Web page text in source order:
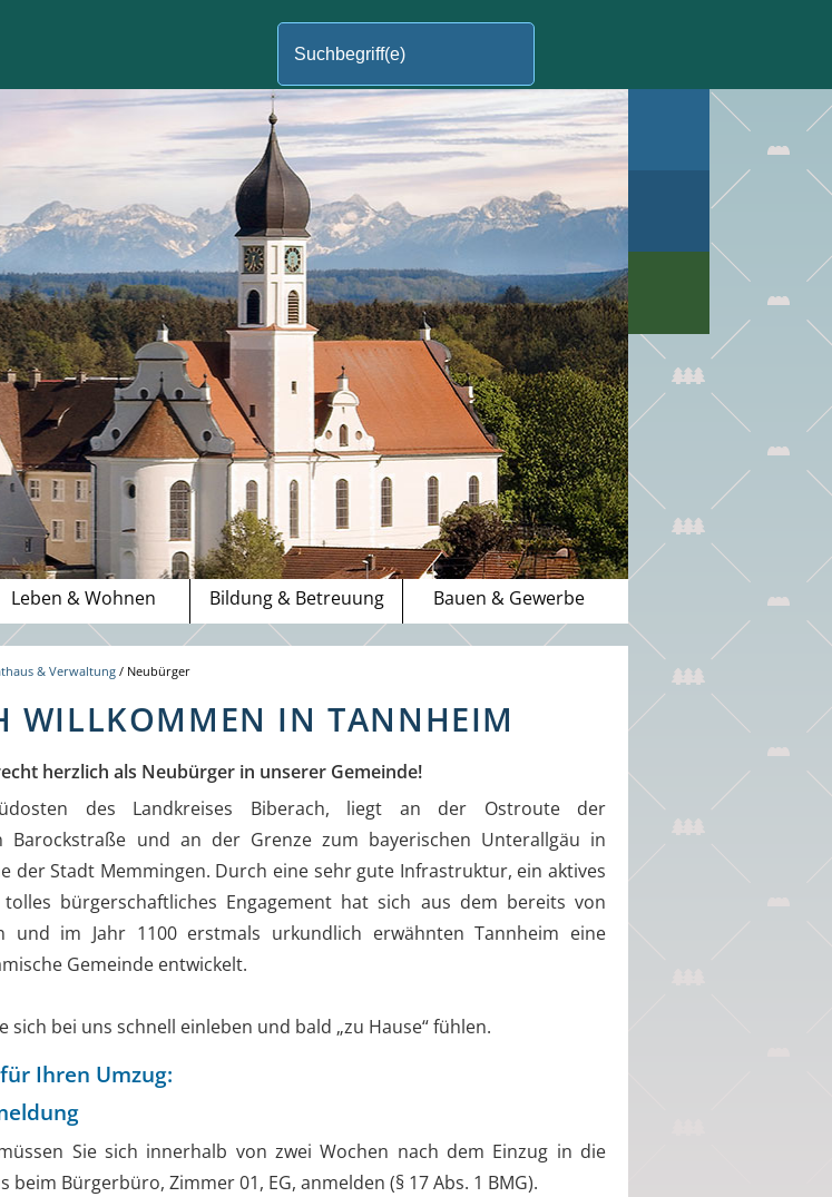
Leben & Wohnen Bildung & Betreuung Bauen & Gewerbe
& Verwaltung / Neubürger
WILLKOMMEN IN TANNHEIM
herzlich als Neubürger in unserer Gemeinde!
des Landkreises Biberach, liegt an der Ostroute der
Barockstraße und an der Grenze zum bayerischen Unterallgäu in
der Stadt Memmingen. Durch eine sehr gute Infrastruktur, ein aktives
bürgerschaftliches Engagement hat sich aus dem bereits von
und im Jahr 1100 erstmals urkundlich erwähnten Tannheim eine
Gemeinde entwickelt.
sich bei uns schnell einleben und bald „zu Hause“ fühlen.
Ihren Umzug:
Sie sich innerhalb von zwei Wochen nach dem Einzug in die
beim Bürgerbüro, Zimmer 01, EG, anmelden (§ 17 Abs. 1 BMG).